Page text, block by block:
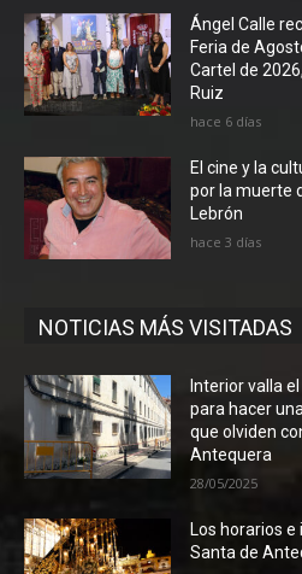
Ángel Calle
Feria de
Cartel de
Ruiz
hace 6 días
El cine y la
por la muerte
Lebrón
hace 3 días
NOTICIAS MÁS VISITADAS
Interior valla
para hacer
que olviden
Antequera
28/05/2025
Los horarios
Santa de